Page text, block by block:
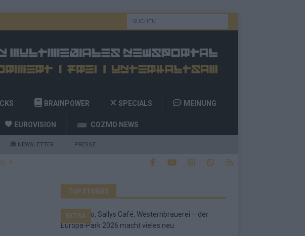
BRAINPOWER SPECIALS MEINUNG
EUROVISION COZMO NEWS
NEWSLETTER PRESSE
geht
TOP STORIES
EXTRA